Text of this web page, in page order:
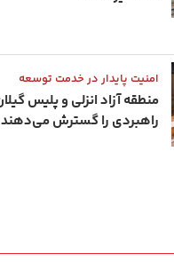
امنیت پایدار در خدمت توسعه
منطقه آزاد انزلی و پلیس
راهبردی را گسترش می‌دهند